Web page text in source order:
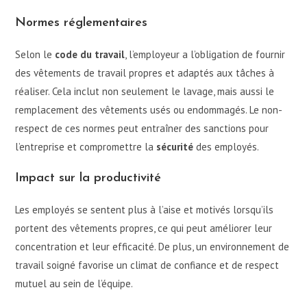
Normes réglementaires
Selon le code du travail , l’employeur a l’obligation de fournir
des vêtements de travail propres et adaptés aux tâches à
réaliser. Cela inclut non seulement le lavage, mais aussi le
remplacement des vêtements usés ou endommagés. Le non-
respect de ces normes peut entraîner des sanctions pour
l’entreprise et compromettre la sécurité des employés.
Impact sur la productivité
Les employés se sentent plus à l’aise et motivés lorsqu’ils
portent des vêtements propres, ce qui peut améliorer leur
concentration et leur efficacité. De plus, un environnement de
travail soigné favorise un climat de confiance et de respect
mutuel au sein de l’équipe.